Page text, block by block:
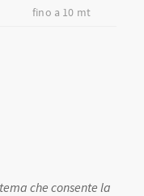
fino a 10 mt
che consente la